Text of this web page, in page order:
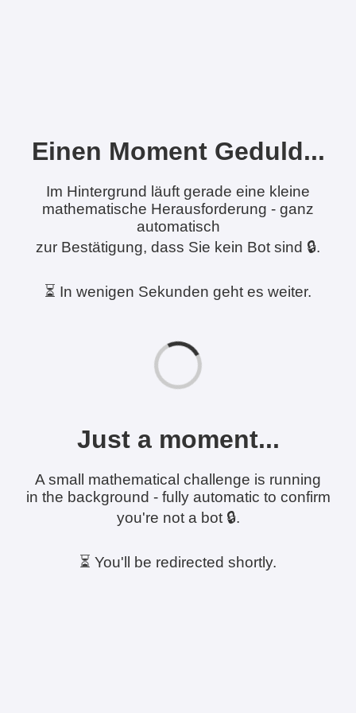
Einen Moment Geduld...
Im Hintergrund läuft gerade eine kleine
mathematische Herausforderung - ganz
automatisch
zur Bestätigung, dass Sie kein Bot sind 🔒.
⏳ In wenigen Sekunden geht es weiter.
Just a moment...
A small mathematical challenge is running
in the background - fully automatic to confirm
you're not a bot 🔒.
⏳ You'll be redirected shortly.